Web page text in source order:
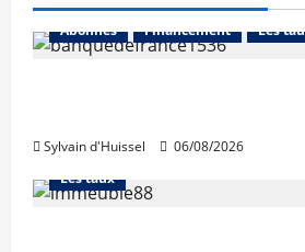
Abonnés Financement Les
Sylvain d'Huissel 06/08/2026
Abonnés Financement
Les taux